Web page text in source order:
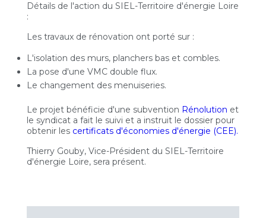
Détails de l'action du SIEL-Territoire d'énergie Loire
:
Les travaux de rénovation ont porté sur :
L'isolation des murs, planchers bas et combles.
La pose d'une VMC double flux.
Le changement des menuiseries.
Le projet bénéficie d'une subvention Rénolution et
le syndicat a fait le suivi et a instruit le dossier pour
obtenir les certificats d'économies d'énergie (CEE).
Thierry Gouby, Vice-Président du SIEL-Territoire
d'énergie Loire, sera présent.